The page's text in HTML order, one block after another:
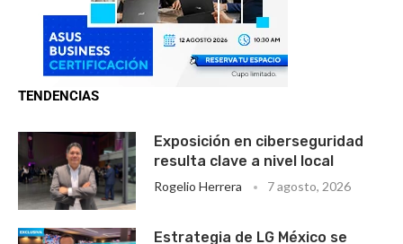
TENDENCIAS
Exposición en ciberseguridad
resulta clave a nivel local
Rogelio Herrera 7 agosto, 2026
Estrategia de LG México se